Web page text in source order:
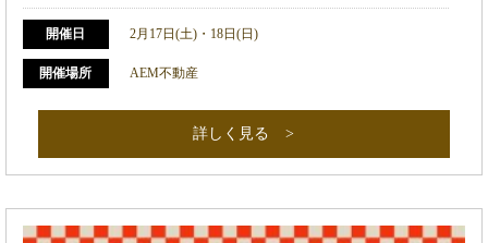
開催日 2月17日(土)・18日(日)
開催場所 AEM不動産
詳しく見る